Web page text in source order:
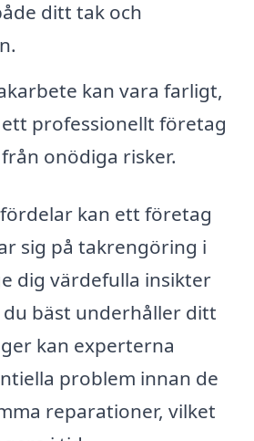
ditt tak och
kan vara farligt,
professionellt företag
onödiga risker.
kan ett företag
sig på takrengöring i
dig värdefulla insikter
bäst underhåller ditt
kan experterna
problem innan de
reparationer, vilket